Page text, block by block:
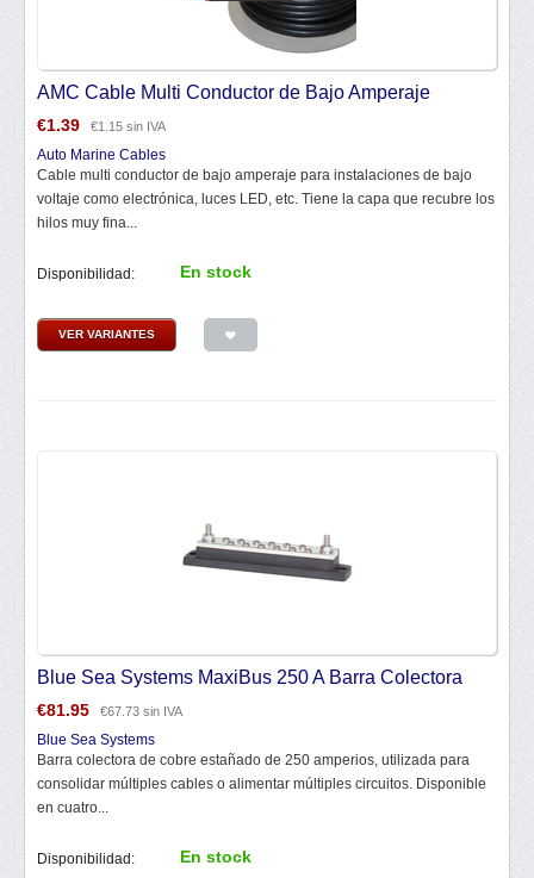
AMC Cable Multi Conductor de Bajo Amperaje
€1.39 €1.15 sin IVA
Auto Marine Cables
Cable multi conductor de bajo amperaje para instalaciones de bajo
voltaje como electrónica, luces LED, etc. Tiene la capa que recubre los
hilos muy fina...
Disponibilidad: En stock
VER VARIANTES
Blue Sea Systems MaxiBus 250 A Barra Colectora
€81.95 €67.73 sin IVA
Blue Sea Systems
Barra colectora de cobre estañado de 250 amperios, utilizada para
consolidar múltiples cables o alimentar múltiples circuitos. Disponible
en cuatro...
Disponibilidad: En stock